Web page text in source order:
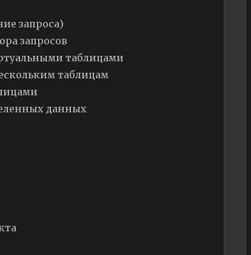
запроса)
запросов
таблицами
таблицам
данных